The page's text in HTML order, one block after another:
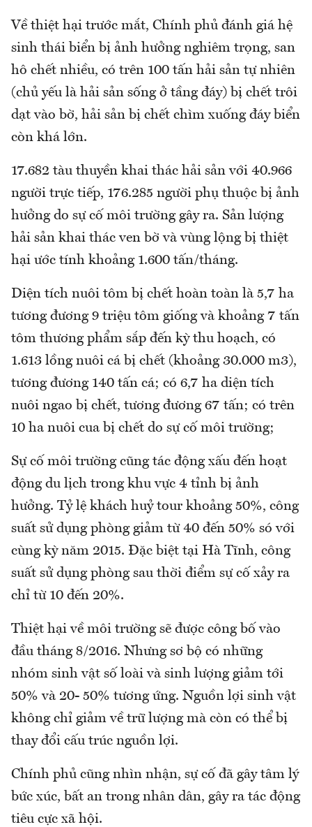
Về thiệt hại trước mắt, Chính phủ đánh giá hệ
sinh thái biển bị ảnh hưởng nghiêm trọng, san
hô chết nhiều, có trên 100 tấn hải sản tự nhiên
(chủ yếu là hải sản sống ở tầng đáy) bị chết trôi
dạt vào bờ, hải sản bị chết chìm xuống đáy biển
còn khá lớn.
17.682 tàu thuyền khai thác hải sản với 40.966
người trực tiếp, 176.285 người phụ thuộc bị ảnh
hưởng do sự cố môi trường gây ra. Sản lượng
hải sản khai thác ven bờ và vùng lộng bị thiệt
hại ước tính khoảng 1.600 tấn/tháng.
Diện tích nuôi tôm bị chết hoàn toàn là 5,7 ha
tương đương 9 triệu tôm giống và khoảng 7 tấn
tôm thương phẩm sắp đến kỳ thu hoạch, có
1.613 lồng nuôi cá bị chết (khoảng 30.000 m3),
tương đương 140 tấn cá; có 6,7 ha diện tích
nuôi ngao bị chết, tương đương 67 tấn; có trên
10 ha nuôi cua bị chết do sự cố môi trường;
Sự cố môi trường cũng tác động xấu đến hoạt
động du lịch trong khu vực 4 tỉnh bị ảnh
hưởng. Tỷ lệ khách huỷ tour khoảng 50%, công
suất sử dụng phòng giảm từ 40 đến 50% só với
cùng kỳ năm 2015. Đặc biệt tại Hà Tĩnh, công
suất sử dụng phòng sau thời điểm sự cố xảy ra
chỉ từ 10 đến 20%.
Thiệt hại về môi trường sẽ được công bố vào
đầu tháng 8/2016. Nhưng sơ bộ có những
nhóm sinh vật số loài và sinh lượng giảm tới
50% và 20- 50% tương ứng. Nguồn lợi sinh vật
không chỉ giảm về trữ lượng mà còn có thể bị
thay đổi cấu trúc nguồn lợi.
Chính phủ cũng nhìn nhận, sự cố đã gây tâm lý
bức xúc, bất an trong nhân dân, gây ra tác động
tiêu cực xã hội.